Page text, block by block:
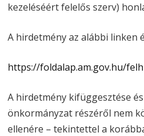
kezeléséért felelős szerv)
A hirdetmény az alábbi linken
https://foldalap.am.gov.hu/
A hirdetmény kifüggesztése
önkormányzat részéről nem
ellenére ­– tekintettel a